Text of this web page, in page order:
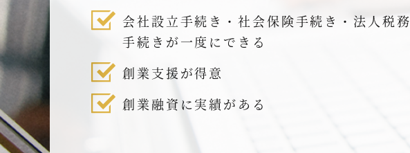
会社設立手続き・社会保険手続き・法人税務
手続きが一度にできる
創業支援が得意
創業融資に実績がある